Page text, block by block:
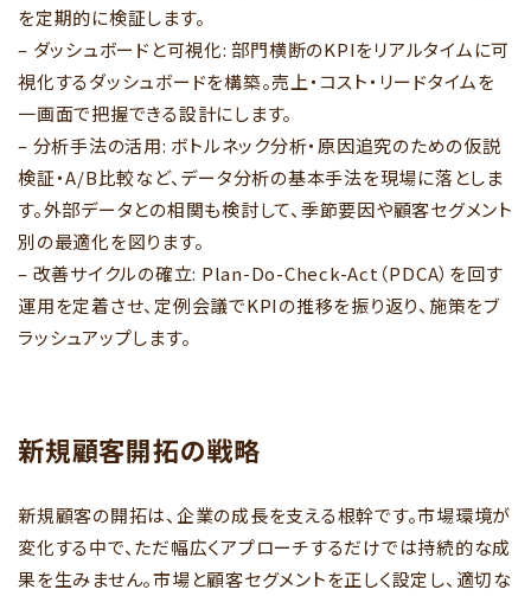
を定期的に検証します。
– ダッシュボードと可視化: 部門横断のKPIをリアルタイムに可
視化するダッシュボードを構築。売上・コスト・リードタイムを
一画面で把握できる設計にします。
– 分析手法の活用: ボトルネック分析・原因追究のための仮説
検証・A/B比較など、データ分析の基本手法を現場に落としま
す。外部データとの相関も検討して、季節要因や顧客セグメント
別の最適化を図ります。
– 改善サイクルの確立: Plan-Do-Check-Act（PDCA）を回す
運用を定着させ、定例会議でKPIの推移を振り返り、施策をブ
ラッシュアップします。
新規顧客開拓の戦略
新規顧客の開拓は、企業の成長を支える根幹です。市場環境が
変化する中で、ただ幅広くアプローチするだけでは持続的な成
果を生みません。市場と顧客セグメントを正しく設定し、適切な